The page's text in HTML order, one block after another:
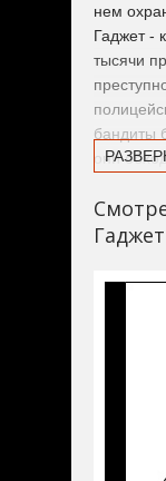
нем
Гаджет -
тысячи
бандиты
они
может